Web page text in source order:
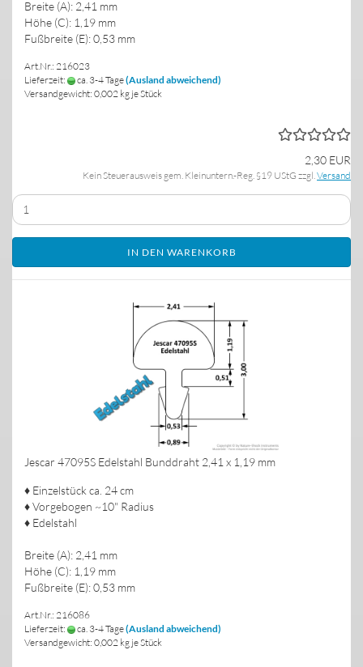
Breite (A): 2,41 mm
Höhe (C): 1,19 mm
Fußbreite (E): 0,53 mm
Art.Nr.: 216023
Lieferzeit:
ca. 3-4 Tage(Ausland abweichend)
Versandgewicht: 0,002 kg je Stück
2,30 EUR
Kein Steuerausweis gem. Kleinuntern.-Reg. §19 UStG zzgl. Versand
IN DEN WARENKORB
Jescar 47095S Edelstahl Bunddraht 2,41 x 1,19 mm
♦ Einzelstück ca. 24 cm
♦ Vorgebogen ~10" Radius
♦ Edelstahl
Breite (A): 2,41 mm
Höhe (C): 1,19 mm
Fußbreite (E): 0,53 mm
Art.Nr.: 216086
Lieferzeit:
ca. 3-4 Tage(Ausland abweichend)
Versandgewicht: 0,002 kg je Stück